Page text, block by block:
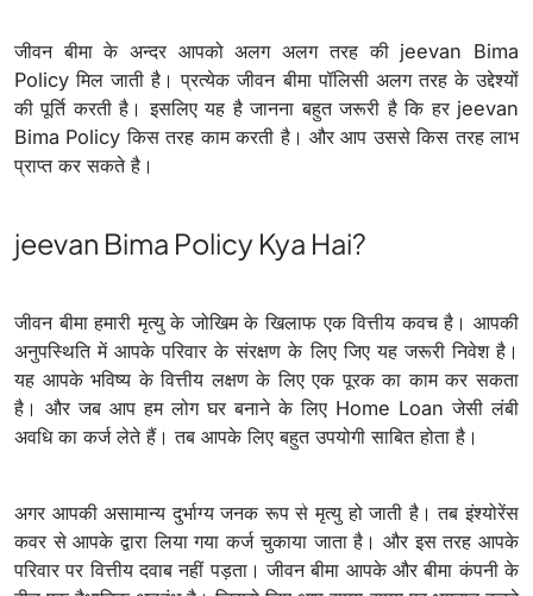
जीवन बीमा के अन्दर आपको अलग अलग तरह की jeevan Bima
Policy मिल जाती है। प्रत्येक जीवन बीमा पॉलिसी अलग तरह के उद्देश्यों
की पूर्ति करती है। इसलिए यह है जानना बहुत जरूरी है कि हर jeevan
Bima Policy किस तरह काम करती है। और आप उससे किस तरह लाभ
प्राप्त कर सकते है।
jeevan Bima Policy Kya Hai?
जीवन बीमा हमारी मृत्यु के जोखिम के खिलाफ एक वित्तीय कवच है। आपकी
अनुपस्थिति में आपके परिवार के संरक्षण के लिए जिए यह जरूरी निवेश है।
यह आपके भविष्य के वित्तीय लक्षण के लिए एक पूरक का काम कर सकता
है। और जब आप हम लोग घर बनाने के लिए Home Loan जेसी लंबी
अवधि का कर्ज लेते हैं। तब आपके लिए बहुत उपयोगी साबित होता है।
अगर आपकी असामान्य दुर्भाग्य जनक रूप से मृत्यु हो जाती है। तब इंश्योरेंस
कवर से आपके द्वारा लिया गया कर्ज चुकाया जाता है। और इस तरह आपके
परिवार पर वित्तीय दवाब नहीं पड़ता। जीवन बीमा आपके और बीमा कंपनी के